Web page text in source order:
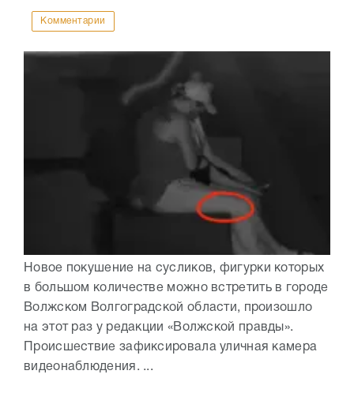
Комментарии
Новое покушение на сусликов, фигурки которых
в большом количестве можно встретить в городе
Волжском Волгоградской области, произошло
на этот раз у редакции «Волжской правды».
Происшествие зафиксировала уличная камера
видеонаблюдения. ...